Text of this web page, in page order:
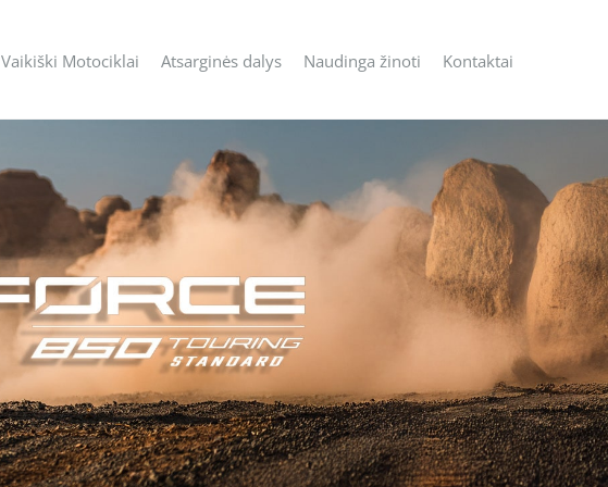
Vaikiški Motociklai Atsarginės dalys Naudinga žinoti Kontaktai